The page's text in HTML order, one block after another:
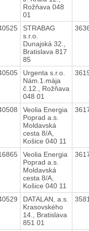
Rožňava 048
01
STRABAG
s.r.o.
Dunajská 32.,
Bratislava 817
85
Urgenta s.r.o.
Nám.1.mája
č.12., Rožňava
048 01
Veolia Energia
Poprad a.s.
Moldavská
cesta 8/A,
Košice 040 11
Veolia Energia
Poprad a.s.
Moldavská
cesta 8/A,
Košice 040 11
DATALAN, a.s.
Krasovského
14., Bratislava
851 01